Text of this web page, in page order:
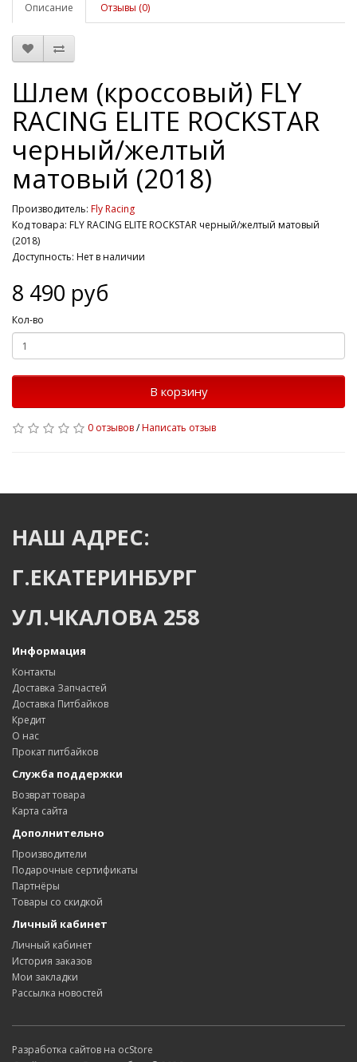
Описание Отзывы (0)
Шлем (кроссовый) FLY
RACING ELITE ROCKSTAR
черный/желтый
матовый (2018)
Производитель: Fly Racing
Код товара: FLY RACING ELITE ROCKSTAR черный/желтый матовый
(2018)
Доступность: Нет в наличии
8 490 руб
Кол-во
В корзину
0 отзывов/Написать отзыв
НАШ АДРЕС:
Г.ЕКАТЕРИНБУРГ
УЛ.ЧКАЛОВА 258
Информация
Контакты
Доставка Запчастей
Доставка Питбайков
Кредит
О нас
Прокат питбайков
Служба поддержки
Возврат товара
Карта сайта
Дополнительно
Производители
Подарочные сертификаты
Партнёры
Товары со скидкой
Личный кабинет
Личный кабинет
История заказов
Мои закладки
Рассылка новостей
Разработка сайтов на ocStore